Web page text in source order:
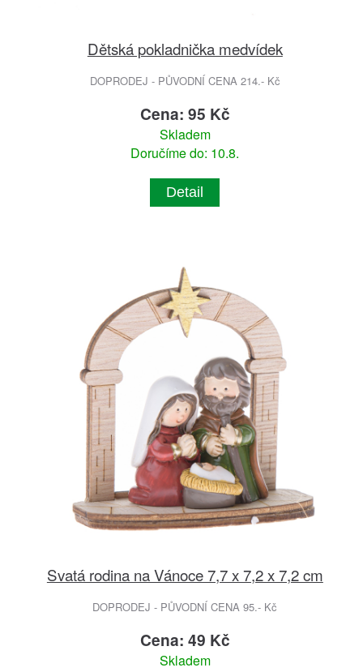
Dětská pokladnička medvídek
DOPRODEJ - PŮVODNÍ CENA 214.- Kč
Cena: 95 Kč
Skladem
Doručíme do: 10.8.
Detail
Svatá rodina na Vánoce 7,7 x 7,2 x 7,2 cm
DOPRODEJ - PŮVODNÍ CENA 95.- Kč
Cena: 49 Kč
Skladem